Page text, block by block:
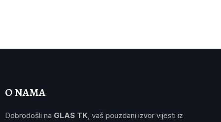
O NAMA
Dobrodošli na GLAS TK , vaš pouzdani izvor vijesti iz